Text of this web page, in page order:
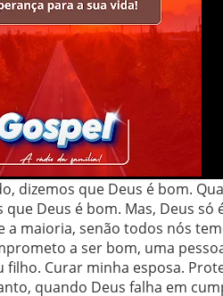
dizemos que Deus é bom.
Deus é bom. Mas, Deus só
a maioria, senão todos nós
a ser bom, uma
Curar minha esposa.
quando Deus falha em